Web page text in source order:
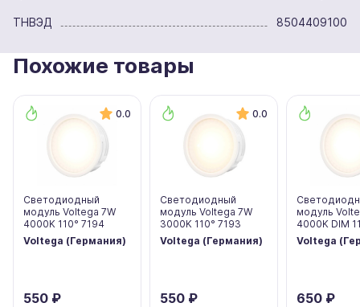
ТНВЭД 8504409100
Похожие товары
0.0
Светодиодный
модуль Voltega 7W
4000K 110° 7194
Voltega (Германия)
550 ₽
0.0
Светодиодный
модуль Voltega 7W
3000K 110° 7193
Voltega (Германия)
550 ₽
модуль
4000K DIM
Voltega
650 ₽